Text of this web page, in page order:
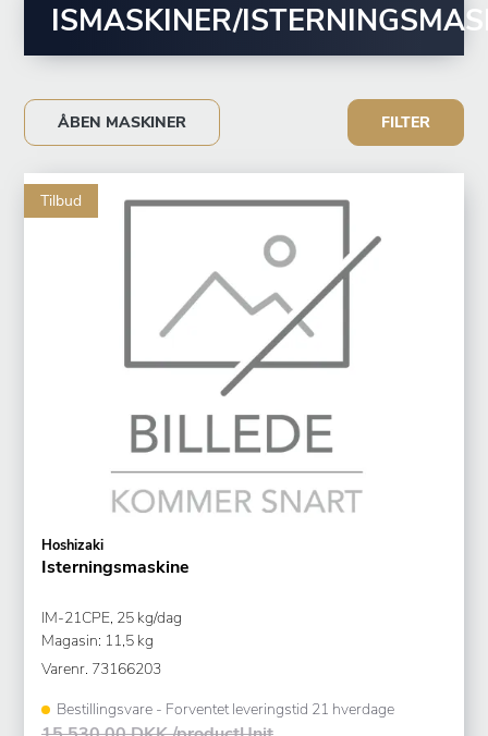
ISMASKINER/
ÅBEN MASKINER FILTER
Tilbud
Hoshizaki
Isterningsmaskine
IM-21CPE, 25 kg/dag
Magasin: 11,5 kg
Varenr. 73166203
Bestillingsvare - Forventet leveringstid 21 hverdage